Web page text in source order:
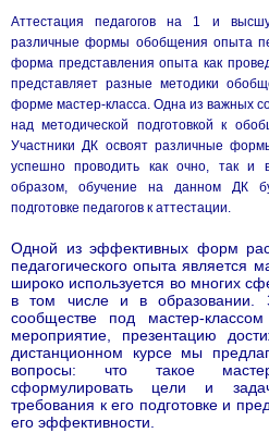
Аттестация педагогов на 1 и
различные формы обобщения опыта
форма представления опыта как
представляет разные методики
форме мастер-класса. Одна из важных
над методической подготовкой к
Участники ДК освоят различные
успешно проводить как очно, так и
образом, обучение на данном ДК
подготовке педагогов к аттестации.
Одной из эффективных форм
педагогического опыта является
широко используется во многих
в том числе и в образовании.
сообществе под мастер-
мероприятие, презентацию
дистанционном курсе мы
вопросы: что такое
сформулировать цели и
требования к его подготовке и
его эффективности.